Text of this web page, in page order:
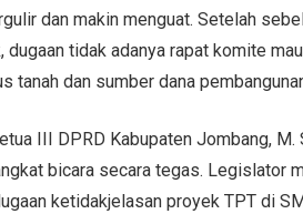
dan makin menguat. Setelah
tidak adanya rapat komite
tanah dan sumber dana
III DPRD Kabupaten Jombang, M.
bicara secara tegas. Legislator
ketidakjelasan proyek TPT di